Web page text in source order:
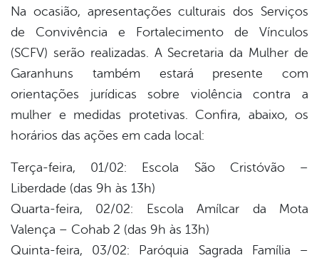
Na ocasião, apresentações culturais dos Serviços
de Convivência e Fortalecimento de Vínculos
(SCFV) serão realizadas. A Secretaria da Mulher de
Garanhuns também estará presente com
orientações jurídicas sobre violência contra a
mulher e medidas protetivas. Confira, abaixo, os
horários das ações em cada local:
Terça-feira, 01/02: Escola São Cristóvão –
Liberdade (das 9h às 13h)
Quarta-feira, 02/02: Escola Amílcar da Mota
Valença – Cohab 2 (das 9h às 13h)
Quinta-feira, 03/02: Paróquia Sagrada Família –